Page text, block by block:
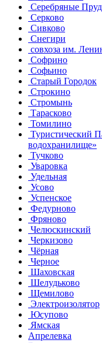
Серебряные
Серково
Сивково
Снегири
совхоза им.
Софрино
Софьино
Старый Городок
Строкино
Стромынь
Тарасково
Томилино
Туристический
водохранилище»
Тучково
Уваровка
Удельная
Усово
Успенское
Федурново
Фряново
Челюскинский
Черкизово
Чёрная
Черное
Шаховская
Шелудьково
Щемилово
Электроизолятор
Юсупово
Ямская
Апрелевка